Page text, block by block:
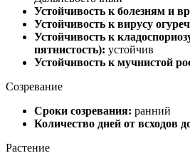
Устойчивость к болезням и
Устойчивость к вирусу
Устойчивость к
пятнистость): устойчив
Устойчивость к мучнистой
Созревание
Сроки созревания: ранний
Количество дней от всходов
Растение